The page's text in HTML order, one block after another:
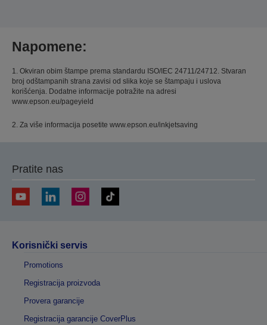
Napomene:
1. Okviran obim štampe prema standardu ISO/IEC 24711/24712. Stvaran
broj odštampanih strana zavisi od slika koje se štampaju i uslova
korišćenja. Dodatne informacije potražite na adresi
www.epson.eu/pageyield
2. Za više informacija posetite www.epson.eu/inkjetsaving
Pratite nas
Korisnički servis
Promotions
Registracija proizvoda
Provera garancije
Registracija garancije CoverPlus